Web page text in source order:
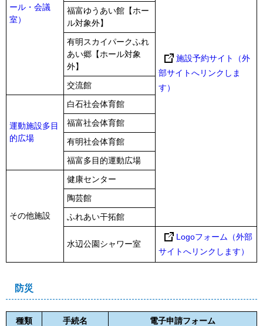
ール・会議
室）
施設予約サイト（外
部サイトへリンクしま
す）
福富ゆうあい館【ホー
ル対象外】
有明スカイパークふれ
あい郷【ホール対象
外】
交流館
運動施設多目
的広場
白石社会体育館
福富社会体育館
有明社会体育館
福富多目的運動広場
その他施設
健康センター
陶芸館
ふれあい干拓館
水辺公園シャワー室
Logoフォーム（外部
サイトへリンクします）
防災
種類 手続名 電子申請フォーム